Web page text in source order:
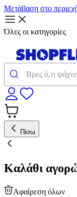
Μετάβαση στο
Όλες οι κατηγορίες
Πίσω
Καλάθι
Αφαίρεση όλων